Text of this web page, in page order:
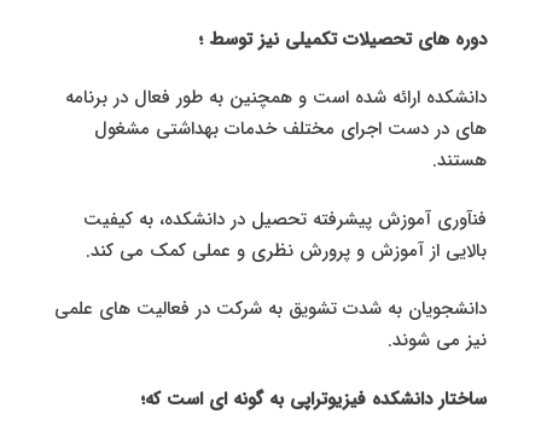
دوره های تحصیلات تکمیلی نیز توسط ؛
دانشکده ارائه شده است و همچنین به طور فعال در برنامه
های در دست اجرای مختلف خدمات بهداشتی مشغول
هستند.
فنآوری آموزش پیشرفته تحصیل در دانشکده، به کیفیت
بالایی از آموزش و پرورش نظری و عملی کمک می کند.
دانشجویان به شدت تشویق به شرکت در فعالیت های علمی
نیز می شوند.
ساختار دانشکده فیزیوتراپی به گونه ای است که؛